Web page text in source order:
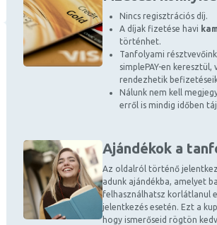
Nincs regisztrációs díj.
A díjak fizetése havi
történhet.
Tanfolyami
simplePAY-en keresztül,
rendezhetik
Nálunk nem kell
erről is mindig időben
Ajándékok a
Az oldalról történő
adunk ajándékba, amelyet
felhasználhatsz korlátlanul
jelentkezés esetén. Ezt a
hogy ismerőseid rögtön